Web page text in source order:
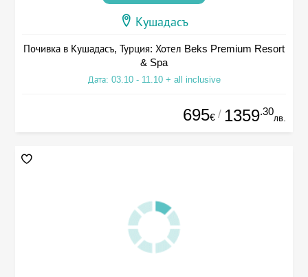
Кушадасъ
Почивка в Кушадасъ, Турция: Хотел Beks Premium Resort
& Spa
Дата: 03.10 - 11.10 + all inclusive
695€ / 1359.30
лв.